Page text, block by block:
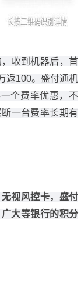
收到机器后，首
返100。盛付通机
个费率优惠，不
一台费率长期有
视风控卡，盛付
大等银行的积分